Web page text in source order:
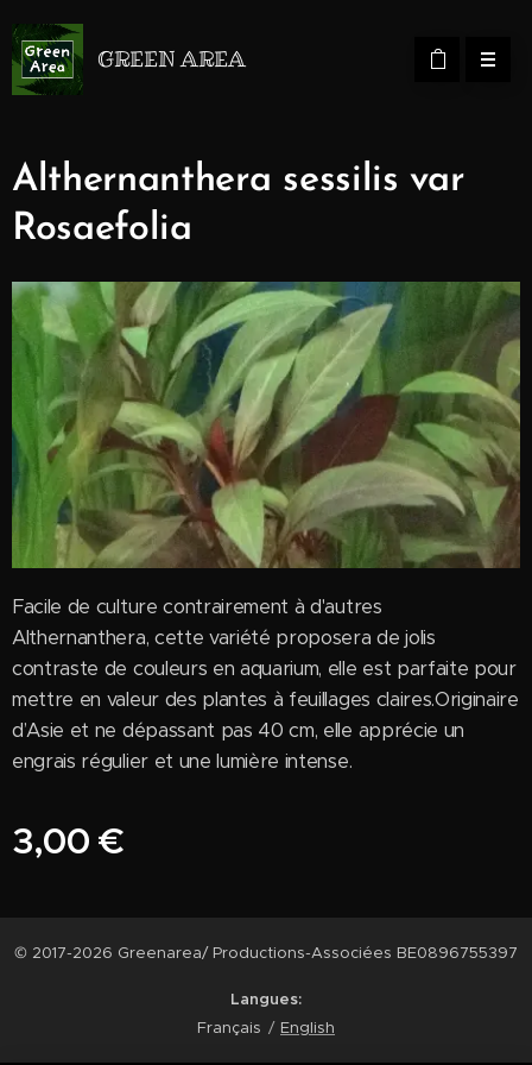
GREEN AREA
Althernanthera sessilis var
Rosaefolia
Facile de culture contrairement à d'autres
Althernanthera, cette variété proposera de jolis
contraste de couleurs en aquarium, elle est parfaite pour
mettre en valeur des plantes à feuillages claires.Originaire
d’Asie et ne dépassant pas 40 cm, elle apprécie un
engrais régulier et une lumière intense.
3,00 €
© 2017-2026 Greenarea/ Productions-Associées BE0896755397
Langues
Français
English